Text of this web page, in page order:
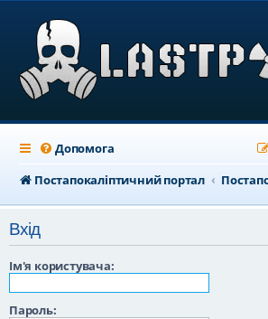
Допомога
Постапокаліптичний портал
Вхід
Ім'я користувача:
Пароль: